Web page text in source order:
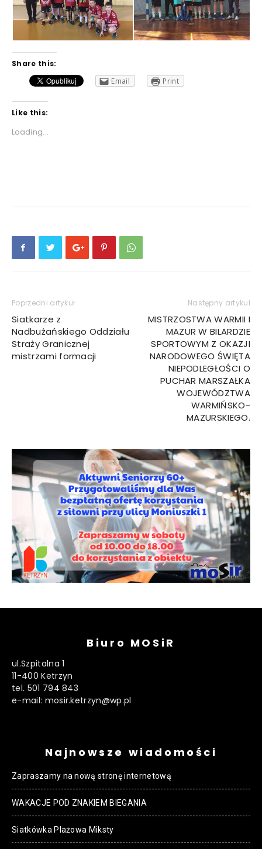
Share this:
Email
Print
Like this:
Loading...
Poprzedni artykuł
Siatkarze z
Nadbużańskiego Oddziału
Straży Granicznej
mistrzami formacji
Następny artykuł
MISTRZOSTWA WARMII I
MAZUR W BILARDZIE
SPORTOWYM Z OKAZJI
NARODOWEGO ŚWIĘTA
NIEPODLEGŁOŚCI O
PUCHAR MARSZAŁKA
WOJEWÓDZTWA
WARMIŃSKO-
MAZURSKIEGO.
Biuro MOSiR
ul.Szpitalna 1
11-400 Ketrzyn
tel. 501 794 843
e-mail: mosir.ketrzyn@wp.pl
Najnowsze wiadomości
Zapraszamy na nową stronę internetową
WAKACJE POD ZNAKIEM BIEGANIA
Siatkówka Plażowa Miksty